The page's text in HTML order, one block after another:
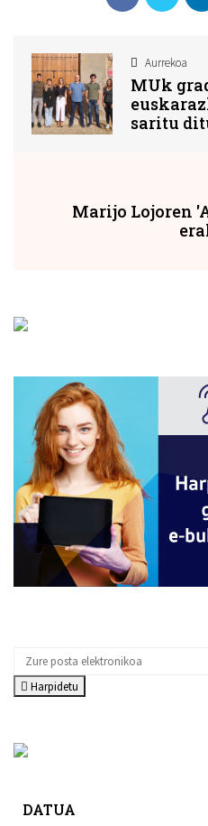
Aurrekoa
MUk
saritu
Marijo Lojoren
Harpidetu
DATUA